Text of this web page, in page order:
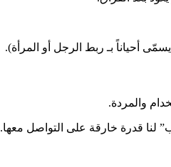
أحياناً بـ ربط الرجل أو المرأة).
والمردة.
لنا قدرة خارقة على التواصل معها.